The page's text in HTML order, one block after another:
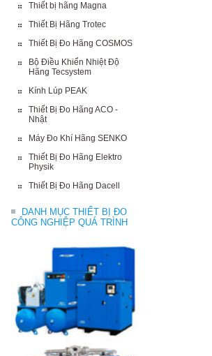
Thiết bị hãng Magna
Thiết Bị Hãng Trotec
Thiết Bị Đo Hãng COSMOS
Bộ Điều Khiển Nhiệt Độ
Hãng Tecsystem
Kính Lúp PEAK
Thiết Bị Đo Hãng ACO -
Nhật
Máy Đo Khí Hãng SENKO
Thiết Bị Đo Hãng Elektro
Physik
Thiết Bị Đo Hãng Dacell
DANH MỤC THIẾT BỊ ĐO
CÔNG NGHIỆP QUÁ TRÌNH